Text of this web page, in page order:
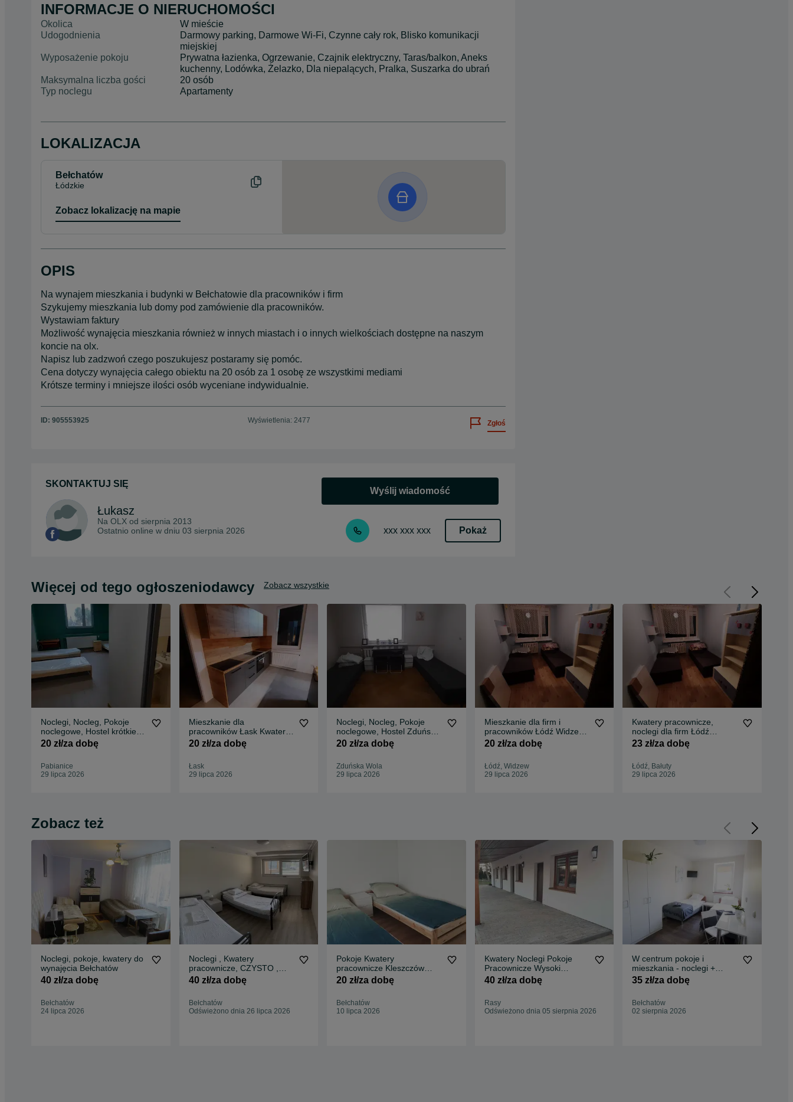
INFORMACJE O NIERUCHOMOŚCI
Okolica
W mieście
Udogodnienia
Darmowy parking, Darmowe Wi-Fi, Czynne cały rok, Blisko komunikacji
miejskiej
Wyposażenie pokoju
Prywatna łazienka, Ogrzewanie, Czajnik elektryczny, Taras/balkon, Aneks
kuchenny, Lodówka, Żelazko, Dla niepalących, Pralka, Suszarka do ubrań
Maksymalna liczba gości
20 osób
Typ noclegu
Apartamenty
LOKALIZACJA
Bełchatów
Łódzkie
Zobacz lokalizację na mapie
OPIS
Na wynajem mieszkania i budynki w Bełchatowie dla pracowników i firm
Szykujemy mieszkania lub domy pod zamówienie dla pracowników.
Wystawiam faktury
Możliwość wynajęcia mieszkania również w innych miastach i o innych wielkościach dostępne na naszym
koncie na olx.
Napisz lub zadzwoń czego poszukujesz postaramy się pomóc.
Cena dotyczy wynajęcia całego obiektu na 20 osób za 1 osobę ze wszystkimi mediami
Krótsze terminy i mniejsze ilości osób wyceniane indywidualnie.
ID: 905553925 Wyświetlenia: 2477 Zgłoś
SKONTAKTUJ SIĘ
Łukasz
Na OLX od sierpnia 2013
Ostatnio online w dniu 03 sierpnia 2026
Wyślij wiadomość
xxx xxx xxx Pokaż
Więcej od tego ogłoszeniodawcy Zobacz wszystkie
Noclegi, Nocleg, Pokoje
noclegowe, Hostel krótkie
terminy
20 zł/za dobę
Pabianice
29 lipca 2026
Mieszkanie dla
pracowników Łask Kwatery
pracownicze, noclegi
20 zł/za dobę
Łask
29 lipca 2026
Noclegi, Nocleg, Pokoje
noclegowe, Hostel Zduńska
Wola
20 zł/za dobę
Zduńska Wola
29 lipca 2026
Mieszkanie dla firm i
pracowników Łódź Widzew,
Olechów Kwatery
20 zł/za dobę
Łódź, Widzew
29 lipca 2026
Kwatery pracownicze,
noclegi dla firm Łódź
Teofilów
23 zł/za dobę
Łódź, Bałuty
29 lipca 2026
Zobacz też
Noclegi, pokoje, kwatery do
wynajęcia Bełchatów
40 zł/za dobę
Bełchatów
24 lipca 2026
Noclegi , Kwatery
pracownicze, CZYSTO ,
CIEPŁO , FV
40 zł/za dobę
Bełchatów
Odświeżono dnia 26 lipca 2026
Pokoje Kwatery
pracownicze Kleszczów
Kluki Kaszewice Rogowiec
20 zł/za dobę
Bełchatów
10 lipca 2026
Kwatery Noclegi Pokoje
Pracownicze Wysoki
Standard nowe pokoje
40 zł/za dobę
Rasy
Odświeżono dnia 05 sierpnia 2026
W centrum pokoje i
mieszkania - noclegi +
parking na posesji
35 zł/za dobę
Bełchatów
02 sierpnia 2026